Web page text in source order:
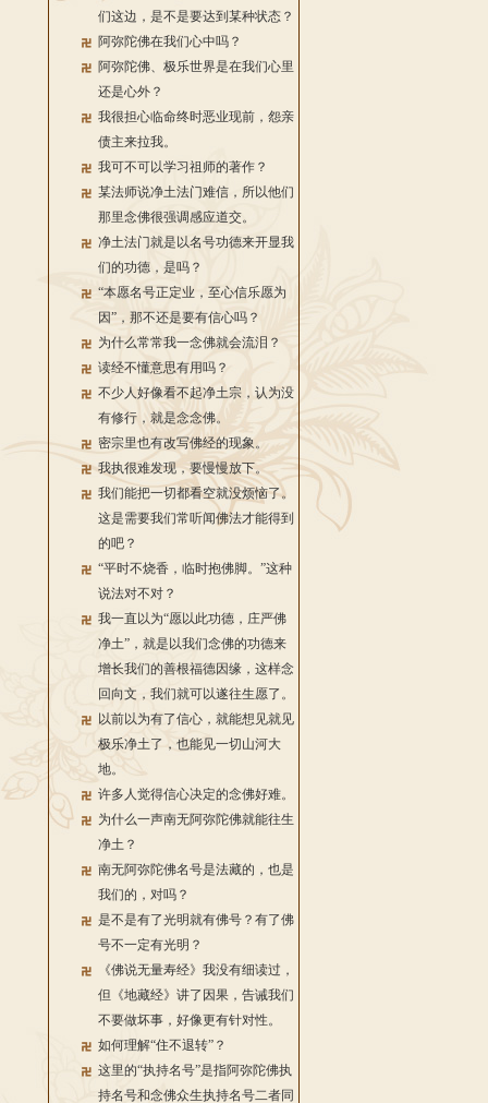
们这边，是不是要达到某种状态？
阿弥陀佛在我们心中吗？
阿弥陀佛、极乐世界是在我们心里
还是心外？
我很担心临命终时恶业现前，怨亲
债主来拉我。
我可不可以学习祖师的著作？
某法师说净土法门难信，所以他们
那里念佛很强调感应道交。
净土法门就是以名号功德来开显我
们的功德，是吗？
“本愿名号正定业，至心信乐愿为
因”，那不还是要有信心吗？
为什么常常我一念佛就会流泪？
读经不懂意思有用吗？
不少人好像看不起净土宗，认为没
有修行，就是念念佛。
密宗里也有改写佛经的现象。
我执很难发现，要慢慢放下。
我们能把一切都看空就没烦恼了。
这是需要我们常听闻佛法才能得到
的吧？
“平时不烧香，临时抱佛脚。”这种
说法对不对？
我一直以为“愿以此功德，庄严佛
净土”，就是以我们念佛的功德来
增长我们的善根福德因缘，这样念
回向文，我们就可以遂往生愿了。
以前以为有了信心，就能想见就见
极乐净土了，也能见一切山河大
地。
许多人觉得信心决定的念佛好难。
为什么一声南无阿弥陀佛就能往生
净土？
南无阿弥陀佛名号是法藏的，也是
我们的，对吗？
是不是有了光明就有佛号？有了佛
号不一定有光明？
《佛说无量寿经》我没有细读过，
但《地藏经》讲了因果，告诫我们
不要做坏事，好像更有针对性。
如何理解“住不退转”？
这里的“执持名号”是指阿弥陀佛执
持名号和念佛众生执持名号二者同